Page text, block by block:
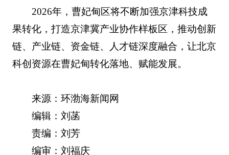
2026年，曹妃甸区将不断加强京津科技成
果转化，打造京津冀产业协作样板区，推动创新
链、产业链、资金链、人才链深度融合，让北京
科创资源在曹妃甸转化落地、赋能发展。
来源：环渤海新闻网
编辑：刘菡
责编：刘芳
编审：刘福庆